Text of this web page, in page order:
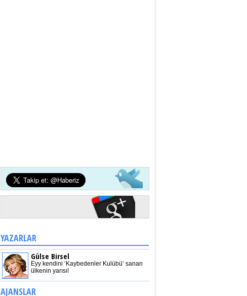
YAZARLAR
Gülse Birsel
Eyy kendini ‘Kaybedenler Kulübü’ sanan
ülkenin yarısı!
AJANSLAR